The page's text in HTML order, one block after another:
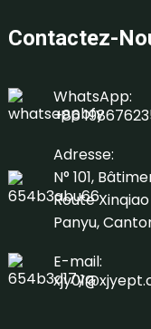
Contactez-
WhatsApp:
+86
Adresse:
N° 101,
Route
Panyu,
E-mail: